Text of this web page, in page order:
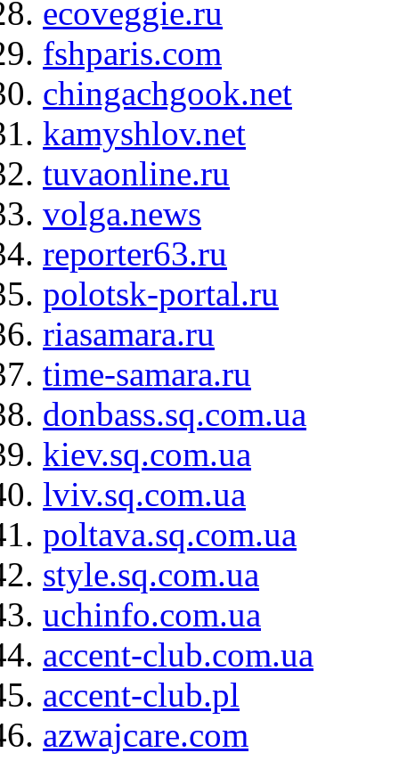
ecoveggie.ru
fshparis.com
chingachgook.net
kamyshlov.net
tuvaonline.ru
volga.news
reporter63.ru
polotsk-portal.ru
riasamara.ru
time-samara.ru
donbass.sq.com.ua
kiev.sq.com.ua
lviv.sq.com.ua
poltava.sq.com.ua
style.sq.com.ua
uchinfo.com.ua
accent-club.com.ua
accent-club.pl
azwajcare.com